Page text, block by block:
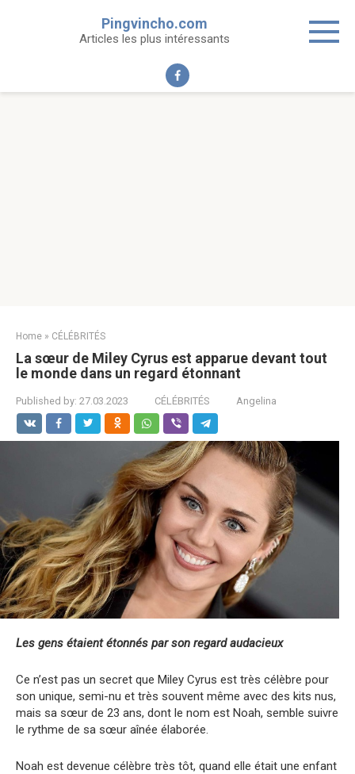
Pingvincho.com
Articles les plus intéressants
Home » CÉLÉBRITÉS
La sœur de Miley Cyrus est apparue devant tout
le monde dans un regard étonnant
Published by: 27.03.2023 CÉLÉBRITÉS Angelina
Les gens étaient étonnés par son regard audacieux
Ce n’est pas un secret que Miley Cyrus est très célèbre pour
son unique, semi-nu et très souvent même avec des kits nus,
mais sa sœur de 23 ans, dont le nom est Noah, semble suivre
le rythme de sa sœur aînée élaborée.
Noah est devenue célèbre très tôt, quand elle était une enfant